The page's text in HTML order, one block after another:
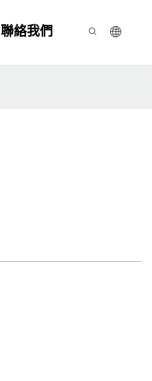
聯絡我們